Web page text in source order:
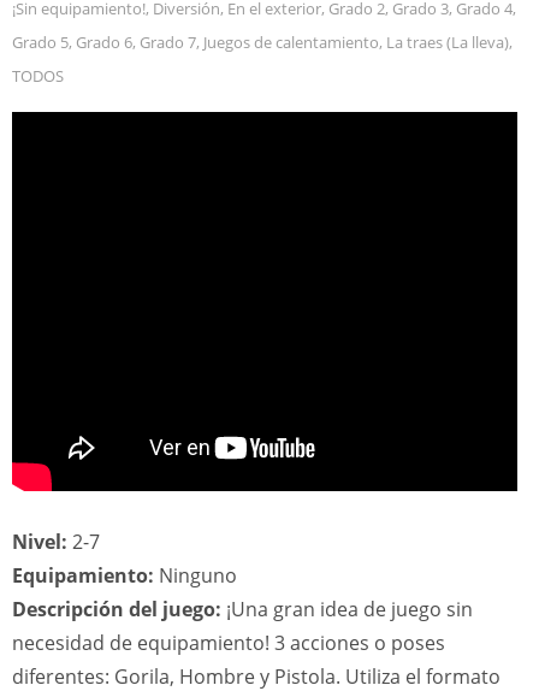
¡Sin equipamiento!, Diversión, En el exterior, Grado 2, Grado 3, Grado 4,
Grado 5, Grado 6, Grado 7, Juegos de calentamiento, La traes (La lleva),
TODOS
Nivel: 2-7
Equipamiento: Ninguno
Descripción del juego: ¡Una gran idea de juego sin
necesidad de equipamiento! 3 acciones o poses
diferentes: Gorila, Hombre y Pistola. Utiliza el formato